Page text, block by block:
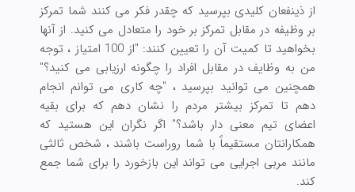
از ذینفعان کلیدی بپرسید که چقدر فکر می کنند شما تمرکز
بر وظیفه در مقابل تمرکز بر خود را متعادل می کنید. از آنها
بخواهید تا کمیت آن را تعیین كنند: "از 100 امتیاز ، توجه
من به وظایف در مقابل افراد را چگونه ارزیابی می كنید؟"
همچنین می توانید بپرسید ، "چه کاری می توانم انجام
دهم تا تمرکز بیشتر مردم را نشان دهم که برای بقیه
اعضای تیم معنی دار باشد؟" اگر نگران این هستید که
همکارانتان مستقیماً با شما روراست باشند ، شخص ثالثی
مانند مربی اجرایی می تواند این بازخورد را برای شما جمع
کند.